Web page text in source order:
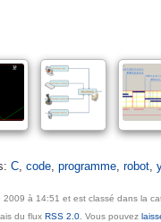
C, code, programme, robot,
à 14:51 et est classé dans la
du flux RSS 2.0 . Vous pouvez